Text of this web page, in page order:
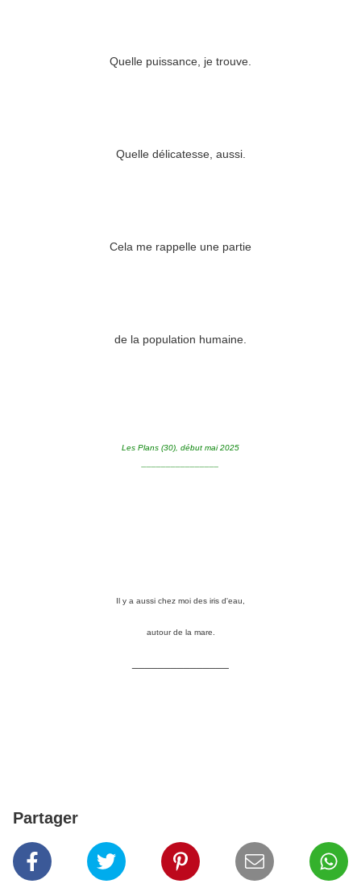
Quelle puissance, je trouve.
Quelle délicatesse, aussi.
Cela me rappelle une partie
de la population humaine.
Les Plans (30), début mai 2025
Il y a aussi chez moi des iris d'eau,
autour de la mare.
Partager